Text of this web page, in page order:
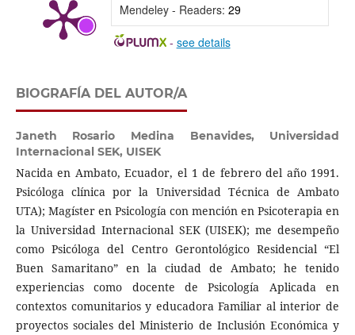
Mendeley - Readers: 29
- see details
BIOGRAFÍA DEL AUTOR/A
Janeth Rosario Medina Benavides, Universidad
Internacional SEK, UISEK
Nacida en Ambato, Ecuador, el 1 de febrero del año 1991.
Psicóloga clínica por la Universidad Técnica de Ambato
UTA); Magíster en Psicología con mención en Psicoterapia en
la Universidad Internacional SEK (UISEK); me desempeño
como Psicóloga del Centro Gerontológico Residencial “El
Buen Samaritano” en la ciudad de Ambato; he tenido
experiencias como docente de Psicología Aplicada en
contextos comunitarios y educadora Familiar al interior de
proyectos sociales del Ministerio de Inclusión Económica y